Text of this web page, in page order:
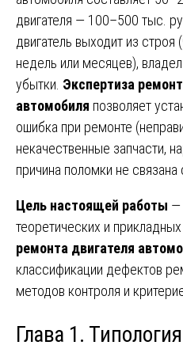
двигателя — 100–500 тыс.
двигатель выходит из
недель или месяцев),
убытки. Экспертиза
автомобиля позволяет
ошибка при ремонте
некачественные запчасти,
причина поломки не связана
Цель настоящей работы —
теоретических и
ремонта двигателя
классификации дефектов
методов контроля и
Глава 1.